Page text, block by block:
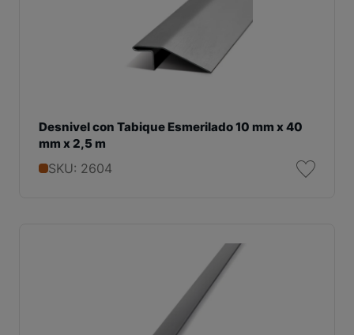
Desnivel con Tabique Esmerilado 10 mm x 40
mm x 2,5 m
SKU: 2604